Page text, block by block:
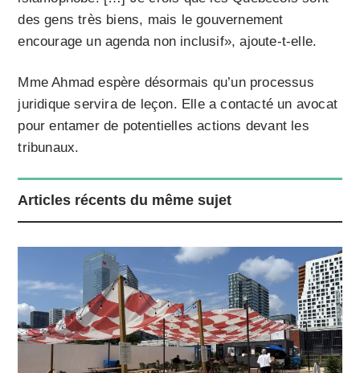
des gens très biens, mais le gouvernement
encourage un agenda non inclusif», ajoute-t-elle.
Mme Ahmad espère désormais qu’un processus
juridique servira de leçon. Elle a contacté un avocat
pour entamer de potentielles actions devant les
tribunaux.
Articles récents du même sujet